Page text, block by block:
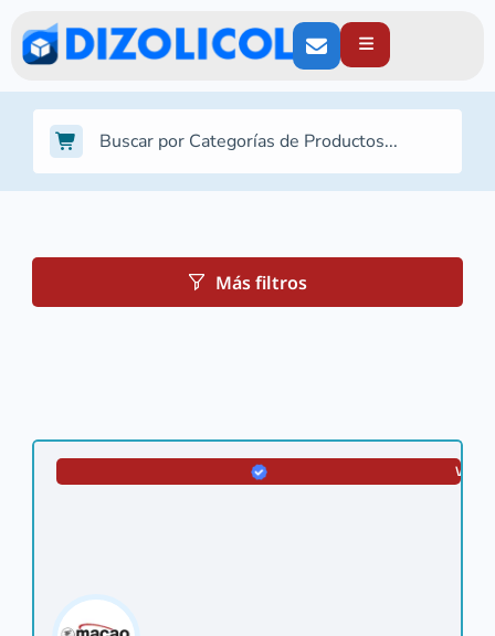
Más filtros